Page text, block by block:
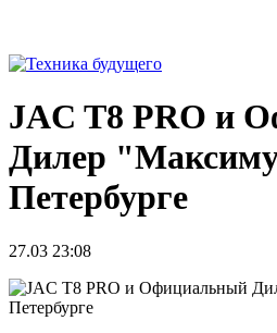
JAC T8 PRO и
Дилер
Петербурге
27.03 23:08